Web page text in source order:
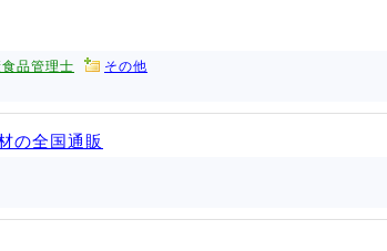
品管理士 その他
の全国通販